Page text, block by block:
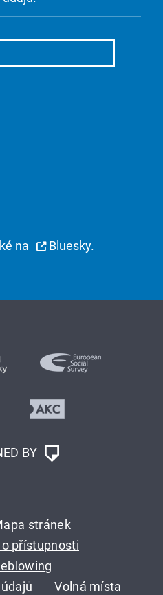
na Bluesky.
BY
stránek
přístupnosti
Volná místa